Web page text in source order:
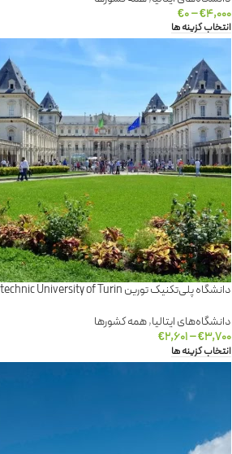
€۴,۰۰۰ –
€۰
انتخاب گزینه ها
دانشگاه پلی‌تکنیک تورین Polytechnic University of Turin
دانشگاه‌های ایتالیا,همه کشورها
€۳,۷۰۰ –
€۲,۶۰۱
انتخاب گزینه ها